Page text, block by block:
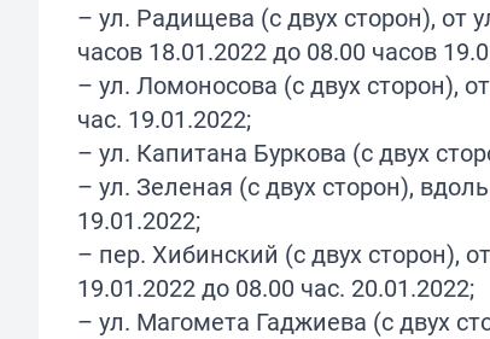
– ул. Радищева (с двух сторон), от
часов 18.01.2022 до 08.00 часов
– ул. Ломоносова (с двух сторон),
час. 19.01.2022;
– ул. Капитана Буркова (с двух
– ул. Зеленая (с двух сторон),
19.01.2022;
– пер. Хибинский (с двух сторон),
19.01.2022 до 08.00 час. 20.01.2022;
– ул. Магомета Гаджиева (с двух